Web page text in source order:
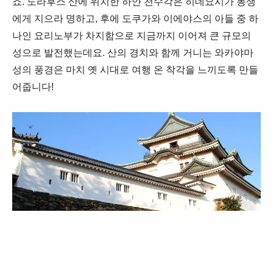
에게 지으라 명하고, 후에 도쿠가와 이에야스의 아들 중 하
나인 요리노부가 차지함으로 지금까지 이어져 큰 규모의
성으로 발전했는데요. 산의 경치와 함께 거니는 와카야마
성의 풍경은 마치 옛 시대로 여행 온 착각을 느끼도록 만들
어줍니다!